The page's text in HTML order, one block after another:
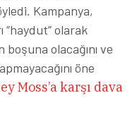
Kampanya,
“haydut” olarak
boşuna olacağını ve
öne
Moss’a karşı dava